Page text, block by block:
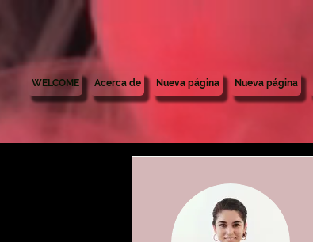
WELCOME Acerca de Nueva página Nueva página